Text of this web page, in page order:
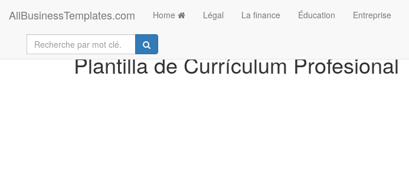
AllBusinessTemplates.com Home Légal La finance Éducation Entreprise
Plantilla de Currículum Profesional